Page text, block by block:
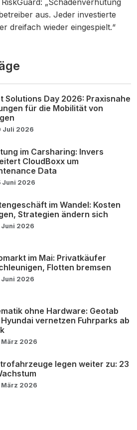
aus. Jeder investierte
dreifach wieder eingespielt.“
Solutions Day 2026: Praxisnahe
für die Mobilität von
Juli 2026
im Carsharing: Invers
CloudBoxx um
Data
Juni 2026
im Wandel: Kosten
Strategien ändern sich
Juni 2026
im Mai: Privatkäufer
Flotten bremsen
Juni 2026
ohne Hardware: Geotab
vernetzen Fuhrparks ab
März 2026
legen weiter zu: 23
März 2026